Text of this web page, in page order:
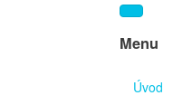
Menu
Úvod